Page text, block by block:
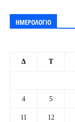
ΗΜΕΡΟΛΟΓΙΟ
Δ Τ
4 5
11 12